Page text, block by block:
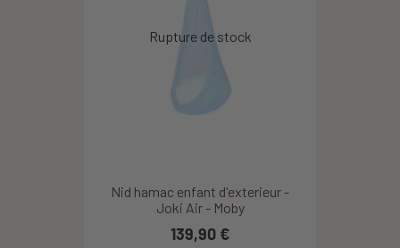
Nid hamac enfant d'exterieur -
Joki Air - Moby
139,90 €